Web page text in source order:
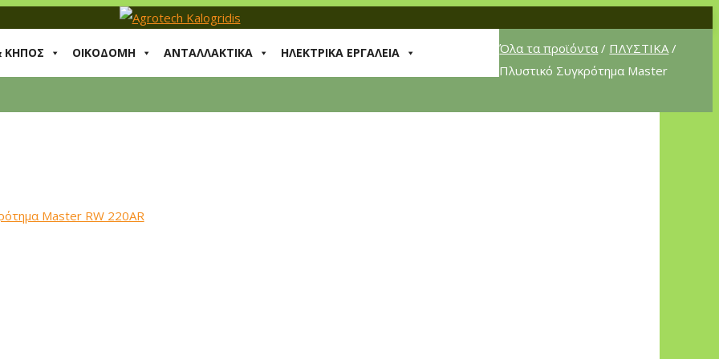
ΚΗΠΟΣ ΟΙΚΟΔΟΜΗ ΑΝΤΑΛΛΑΚΤΙΚΑ ΗΛΕΚΤΡΙΚΑ ΕΡΓΑΛΕΙΑ Όλα τα προϊόντα / ΠΛΥΣΤΙΚΑ/
Πλυστικό Συγκρότημα Master